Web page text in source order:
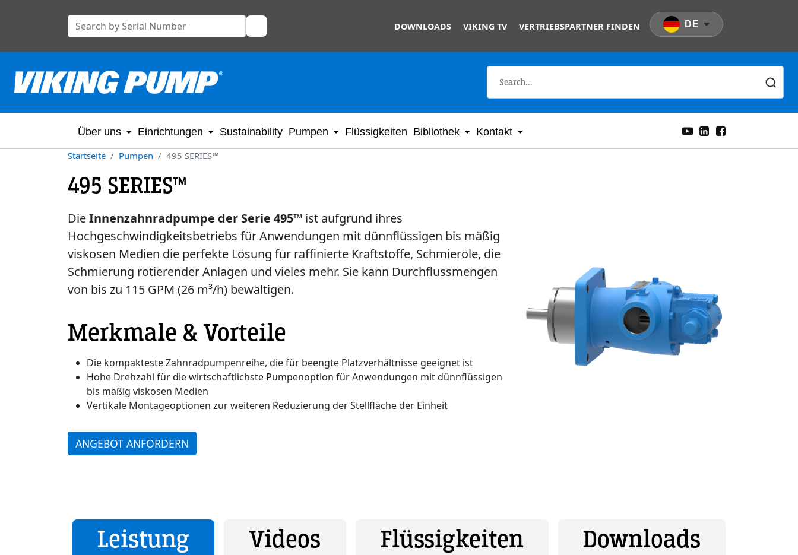
DOWNLOADS VIKING TV VERTRIEBSPARTNER FINDEN DE
Über uns Einrichtungen Sustainability Pumpen Flüssigkeiten Bibliothek
Kontakt
Startseite
Pumpen 495 SERIES™
495 SERIES™
DieInnenzahnradpumpe der Serie 495™ ist aufgrund ihres
Hochgeschwindigkeitsbetriebs für Anwendungen mit dünnflüssigen bis mäßig
viskosen Medien die perfekte Lösung für raffinierte Kraftstoffe, Schmieröle, die
Schmierung rotierender Anlagen und vieles mehr. Sie kann Durchflussmengen
von bis zu 115 GPM (26 m³/h) bewältigen.
Merkmale & Vorteile
Die kompakteste Zahnradpumpenreihe, die für beengte Platzverhältnisse geeignet ist
Hohe Drehzahl für die wirtschaftlichste Pumpenoption für Anwendungen mit dünnflüssigen
bis mäßig viskosen Medien
Vertikale Montageoptionen zur weiteren Reduzierung der Stellfläche der Einheit
ANGEBOT ANFORDERN
Leistung Videos Flüssigkeiten Downloads